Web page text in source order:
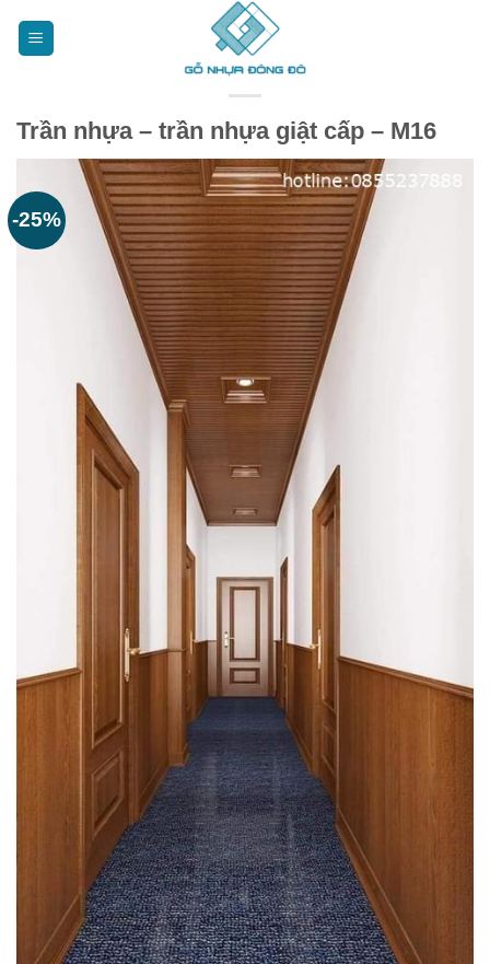
Trần nhựa – trần nhựa giật cấp – M16
-25%